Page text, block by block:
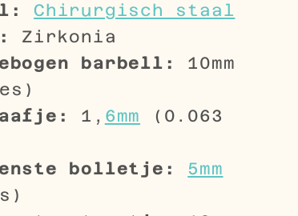
Chirurgisch staal
Zirkonia
barbell:
10mm
1, 6mm (0.063
bolletje:
5mm